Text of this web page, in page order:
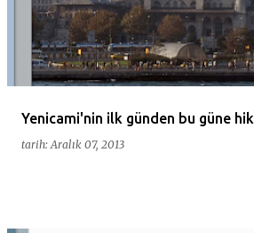
Yenicami'nin ilk günden bu güne
tarih:Aralık 07, 2013